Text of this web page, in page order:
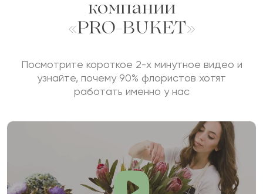
компании
«PRO-BUKET»
Посмотрите короткое 2-х минутное видео и
узнайте, почему 90% флористов хотят
работать именно у нас